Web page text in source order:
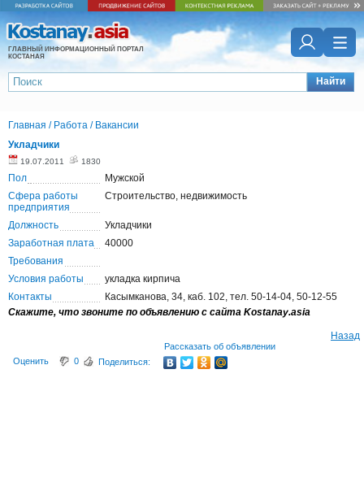
ГЛАВНЫЙ ИНФОРМАЦИОННЫЙ ПОРТАЛ
КОСТАНАЯ
Найти
Главная / Работа / Вакансии
Укладчики
19.07.2011 1830
Пол
Мужской
Сфера работы
предприятия
Строительство, недвижимость
Должность
Укладчики
Заработная плата
40000
Требования
Условия работы
укладка кирпича
Контакты
Касымканова, 34, каб. 102, тел. 50-14-04, 50-12-55
Скажите, что звоните по объявлению с сайта Kostanay.asia
Назад
Рассказать об объявлении
Оценить
0 Поделиться: